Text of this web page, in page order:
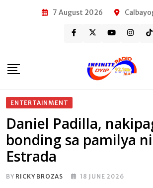
7 August 2026
ENTERTAINMENT
Daniel Padilla,
bonding sa pamilya
Estrada
BY RICKY BROZAS 18 JUNE 2026